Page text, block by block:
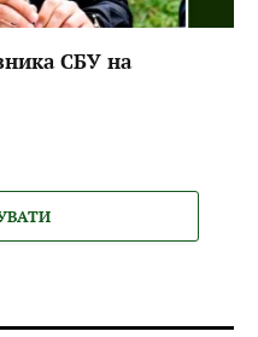
СБУ на